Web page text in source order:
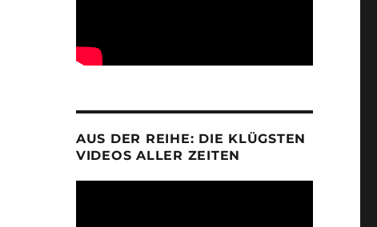
AUS DER REIHE: DIE KLÜGSTEN
VIDEOS ALLER ZEITEN